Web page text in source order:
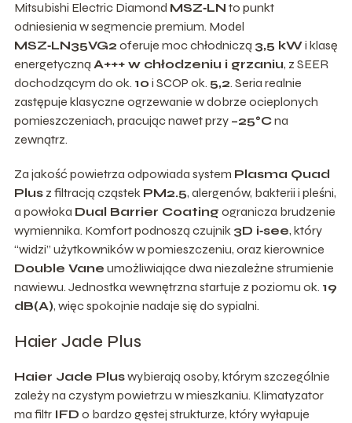
Mitsubishi Electric Diamond MSZ‑LN to punkt
odniesienia w segmencie premium. Model
MSZ‑LN35VG2 oferuje moc chłodniczą 3,5 kWi klasę
energetyczną A+++ w chłodzeniu i grzaniu, z SEER
dochodzącym do ok. 10 i SCOP ok. 5,2. Seria realnie
zastępuje klasyczne ogrzewanie w dobrze ocieplonych
pomieszczeniach, pracując nawet przy –25°Cna
zewnątrz.
Za jakość powietrza odpowiada system Plasma Quad
Plusz filtracją cząstek PM2.5, alergenów, bakterii i pleśni,
a powłoka Dual Barrier Coating ogranicza brudzenie
wymiennika. Komfort podnoszą czujnik 3D i‑see, który
“widzi” użytkowników w pomieszczeniu, oraz kierownice
Double Vane umożliwiające dwa niezależne strumienie
nawiewu. Jednostka wewnętrzna startuje z poziomu ok. 19
dB(A), więc spokojnie nadaje się do sypialni.
Haier Jade Plus
Haier Jade Pluswybierają osoby, którym szczególnie
zależy na czystym powietrzu w mieszkaniu. Klimatyzator
ma filtr IFD o bardzo gęstej strukturze, który wyłapuje